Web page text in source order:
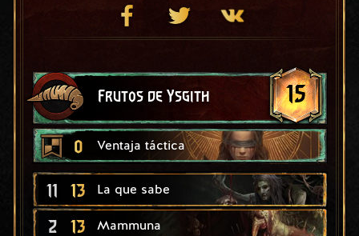
Frutos de Ysgith 15
0 Ventaja táctica
11 13 La que sabe
2 13 Mammuna